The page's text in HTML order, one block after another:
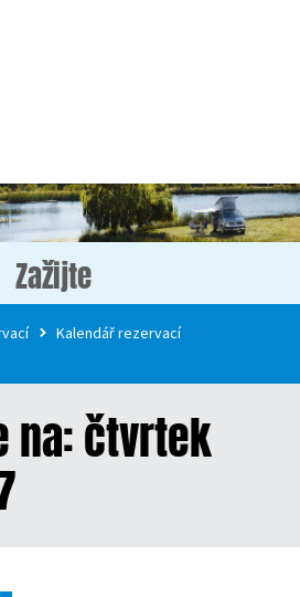
Zažijte
Kalendář rezervací
na: čtvrtek